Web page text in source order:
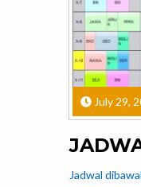
July 29,
Jadwal